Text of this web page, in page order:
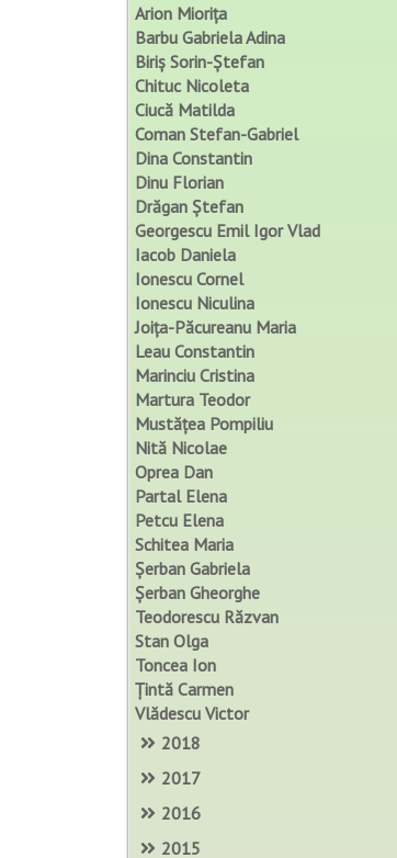
Arion Miorița
Barbu Gabriela Adina
Biriș Sorin-Ștefan
Chituc Nicoleta
Ciucă Matilda
Coman Stefan-Gabriel
Dina Constantin
Dinu Florian
Drăgan Ștefan
Georgescu Emil Igor Vlad
Iacob Daniela
Ionescu Cornel
Ionescu Niculina
Joița-Păcureanu Maria
Leau Constantin
Marinciu Cristina
Martura Teodor
Mustățea Pompiliu
Nită Nicolae
Oprea Dan
Partal Elena
Petcu Elena
Schitea Maria
Șerban Gabriela
Șerban Gheorghe
Teodorescu Răzvan
Stan Olga
Toncea Ion
Țintă Carmen
Vlădescu Victor
2018
2017
2016
2015